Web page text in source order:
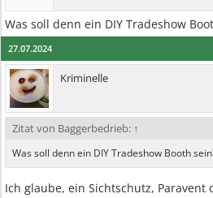
Was soll denn ein DIY Tradeshow
27.07.2024
Kriminelle
Zitat von Baggerbedrieb: ↑
Was soll denn ein DIY Tradeshow Booth
Ich glaube, ein Sichtschutz, Paravent